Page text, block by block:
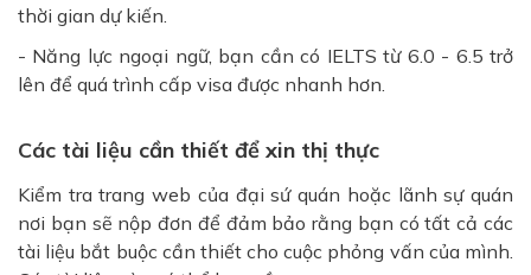
thời gian dự kiến.
- Năng lực ngoại ngữ, bạn cần có IELTS từ 6.0 - 6.5 trở
lên để quá trình cấp visa được nhanh hơn.
Các tài liệu cần thiết để xin thị thực
Kiểm tra trang web của đại sứ quán hoặc lãnh sự quán
nơi bạn sẽ nộp đơn để đảm bảo rằng bạn có tất cả các
tài liệu bắt buộc cần thiết cho cuộc phỏng vấn của mình.